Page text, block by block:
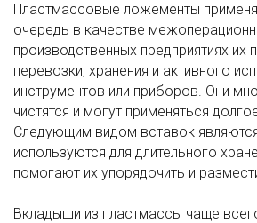
Пластмассовые ложементы
очередь в качестве
производственных предприятиях их
перевозки, хранения и активного
инструментов или приборов. Они
чистятся и могут применяться
Следующим видом вставок
используются для длительного
помогают их упорядочить и
Вкладыши из пластмассы чаще